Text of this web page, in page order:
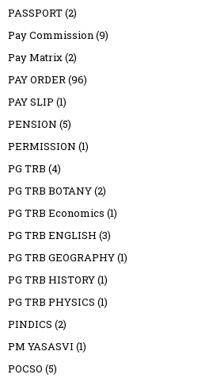
PASSPORT(2)
Pay Commission(9)
Pay Matrix(2)
PAY ORDER(96)
PAY SLIP (1)
PENSION (5)
PERMISSION (1)
PG TRB (4)
PG TRB BOTANY(2)
PG TRB Economics (1)
PG TRB ENGLISH (3)
PG TRB GEOGRAPHY(1)
PG TRB HISTORY(1)
PG TRB PHYSICS (1)
PINDICS (2)
PM YASASVI (1)
POCSO (5)